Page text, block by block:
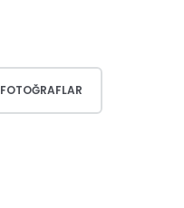
FOTOĞRAFLAR